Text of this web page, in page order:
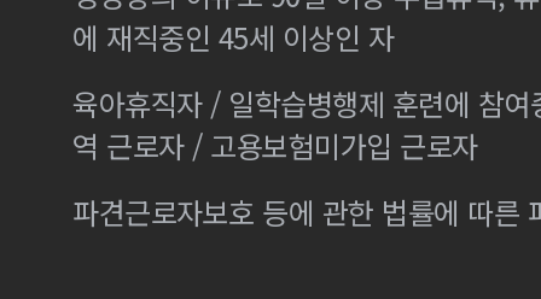
에 재직중인 45세 이상인 자
육아휴직자 / 일학습병행제 훈련에 참
역 근로자 / 고용보험미가입 근로자
파견근로자보호 등에 관한 법률에 따른